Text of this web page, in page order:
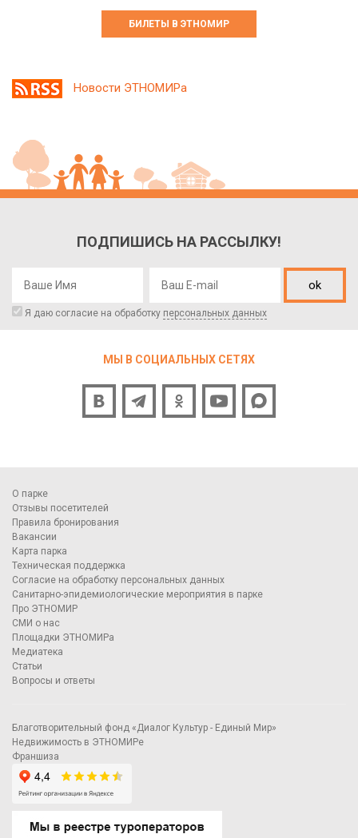
БИЛЕТЫ В ЭТНОМИР
Новости ЭТНОМИРа
ПОДПИШИСЬ НА РАССЫЛКУ!
ok
Я даю согласие на обработку персональных данных
МЫ В СОЦИАЛЬНЫХ СЕТЯХ
О парке
Отзывы посетителей
Правила бронирования
Вакансии
Карта парка
Техническая поддержка
Согласие на обработку персональных данных
Санитарно-эпидемиологические мероприятия в парке
Про ЭТНОМИР
СМИ о нас
Площадки ЭТНОМИРа
Медиатека
Статьи
Вопросы и ответы
Благотворительный фонд «Диалог Культур - Единый Мир»
Недвижимость в ЭТНОМИРе
Франшиза